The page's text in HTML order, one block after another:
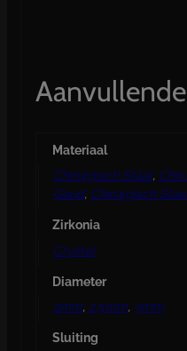
Materiaal
Chirurgisch Staal,
Goud, Chirurgisch
Zirkonia
Crystal
Diameter
2mm, 2.5mm, 3mm
Sluiting